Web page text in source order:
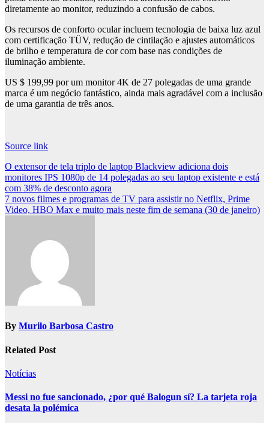
diretamente ao monitor, reduzindo a confusão de cabos.
Os recursos de conforto ocular incluem tecnologia de baixa luz azul
com certificação TÜV, redução de cintilação e ajustes automáticos
de brilho e temperatura de cor com base nas condições de
iluminação ambiente.
US $ 199,99 por um monitor 4K de 27 polegadas de uma grande
marca é um negócio fantástico, ainda mais agradável com a inclusão
de uma garantia de três anos.
Source link
Post
navigation
O extensor de tela triplo de laptop Blackview adiciona dois
monitores IPS 1080p de 14 polegadas ao seu laptop existente e está
com 38% de desconto agora
7 novos filmes e programas de TV para assistir no Netflix, Prime
Video, HBO Max e muito mais neste fim de semana (30 de janeiro)
By Murilo Barbosa Castro
Related Post
Notícias
Messi no fue sancionado, ¿por qué Balogun sí? La tarjeta roja
desata la polémica